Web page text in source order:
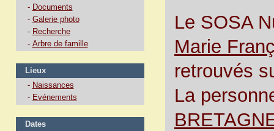
- Documents
- Galerie photo
- Recherche
- Arbre de famille
Lieux
- Naissances
- Evénements
Dates
Le SOSA
Marie
retrouvés
La